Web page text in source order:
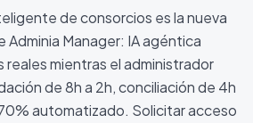
de consorcios es la nueva
Manager: IA agéntica
reales mientras el administrador
de 8h a 2h, conciliación de 4h
automatizado. Solicitar acceso